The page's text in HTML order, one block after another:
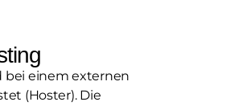
bei einem externen
(Hoster). Die